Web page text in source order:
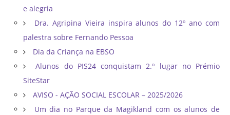
e alegria
Dra. Agripina Vieira inspira alunos do 12º ano com
palestra sobre Fernando Pessoa
Dia da Criança na EBSO
Alunos do PIS24 conquistam 2.º lugar no Prémio
SiteStar
AVISO - AÇÃO SOCIAL ESCOLAR – 2025/2026
Um dia no Parque da Magikland com os alunos de